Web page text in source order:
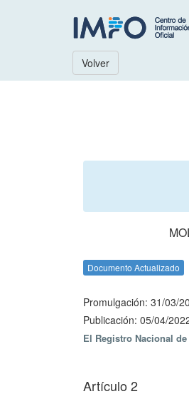
Volver
Documento Actualizado
Promulgación: 31/03/
Publicación: 05/04/
El Registro Nacional
Artículo 2